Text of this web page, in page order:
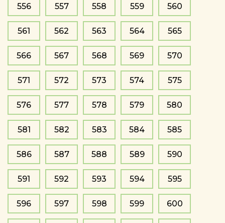
556 557 558 559 560
561 562 563 564 565
566 567 568 569 570
571 572 573 574 575
576 577 578 579 580
581 582 583 584 585
586 587 588 589 590
591 592 593 594 595
596 597 598 599 600